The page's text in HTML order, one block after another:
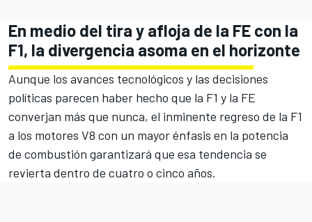
En medio del tira y afloja de la FE con la
F1, la divergencia asoma en el horizonte
Aunque los avances tecnológicos y las decisiones
políticas parecen haber hecho que la F1 y la FE
converjan más que nunca, el inminente regreso de la F1
a los motores V8 con un mayor énfasis en la potencia
de combustión garantizará que esa tendencia se
revierta dentro de cuatro o cinco años.